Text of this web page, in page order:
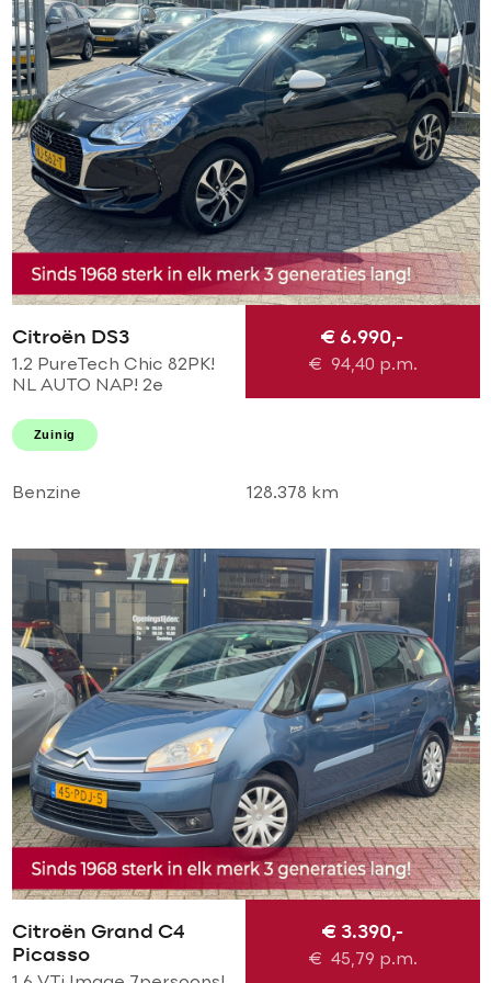
Citroën DS3
1.2 PureTech Chic 82PK!
NL AUTO NAP! 2e
Airco l LED l Cruise l
DEALER OH!
€ 6.990,-
€ 94,40 p.m.
Zuinig
Benzine 128.378 km
Citroën Grand C4
Picasso
€ 3.390,-
€ 45,79 p.m.